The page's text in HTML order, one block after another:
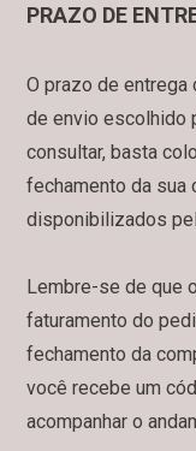
PRAZO DE
O prazo de
de envio escolhido
consultar, basta
fechamento da sua
disponibilizados
Lembre-se de que
faturamento do
fechamento da
você recebe um
acompanhar o